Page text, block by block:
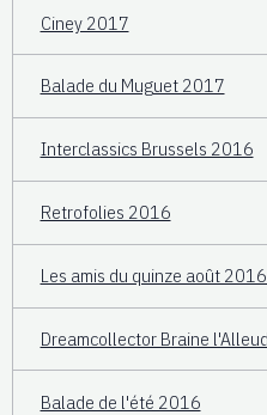
Ciney 2017
Balade du Muguet 2017
Interclassics Brussels 2016
Retrofolies 2016
Les amis du quinze août
Dreamcollector Braine
Balade de l'été 2016